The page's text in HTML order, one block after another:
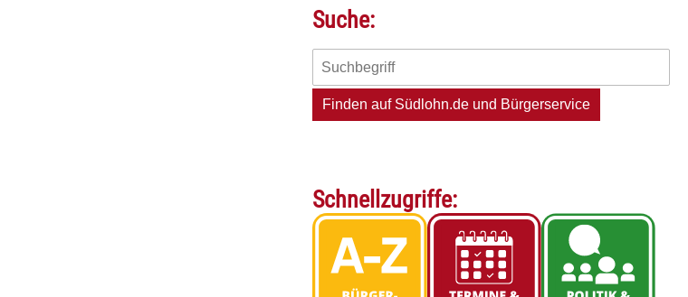
Suche:
Schnellzugriffe: